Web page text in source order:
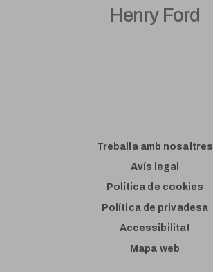
Henry Ford
Treballa amb nosaltres
Avís legal
Política de cookies
Política de privadesa
Accessibilitat
Mapa web